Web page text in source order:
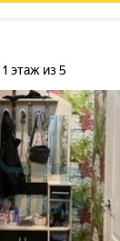
1 этаж из 5